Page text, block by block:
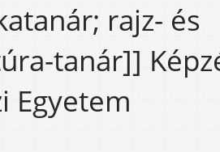
rajz- és
tanár]]
Egyetem